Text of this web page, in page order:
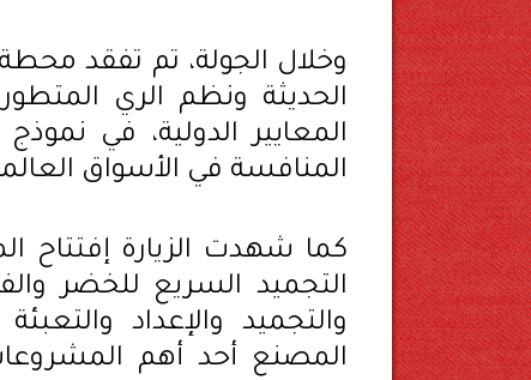
الحديثة ونظم الري
المعايير الدولية، في
المنافسة في الأسواق
التجميد السريع للخضر
والتجميد والإعداد
المصنع أحد أهم المشروعات